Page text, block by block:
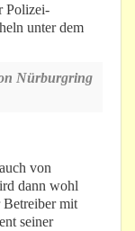
Polizei-
unter dem
Nürburgring
von
dann wohl
Betreiber mit
seiner